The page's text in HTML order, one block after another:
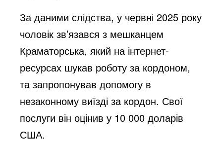
За даними слідства, у червні 2025 року
чоловік зв’язався з мешканцем
Краматорська, який на інтернет-
ресурсах шукав роботу за кордоном,
та запропонував допомогу в
незаконному виїзді за кордон. Свої
послуги він оцінив у 10 000 доларів
США.